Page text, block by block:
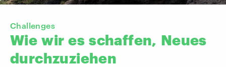
Challenges
Wie wir es schaffen, Neues
durchzuziehen